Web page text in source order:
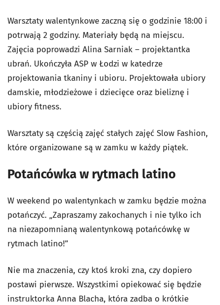
Warsztaty walentynkowe zaczną się o godzinie 18:00 i
potrwają 2 godziny. Materiały będą na miejscu.
Zajęcia poprowadzi Alina Sarniak – projektantka
ubrań. Ukończyła ASP w Łodzi w katedrze
projektowania tkaniny i ubioru. Projektowała ubiory
damskie, młodzieżowe i dziecięce oraz bieliznę i
ubiory fitness.
Warsztaty są częścią zajęć stałych zajęć Slow Fashion,
które organizowane są w zamku w każdy piątek.
Potańcówka w rytmach latino
W weekend po walentynkach w zamku będzie można
potańczyć. „Zapraszamy zakochanych i nie tylko ich
na niezapomnianą walentynkową potańcówkę w
rytmach latino!”
Nie ma znaczenia, czy ktoś kroki zna, czy dopiero
postawi pierwsze. Wszystkimi opiekować się będzie
instruktorka Anna Blacha, która zadba o krótkie